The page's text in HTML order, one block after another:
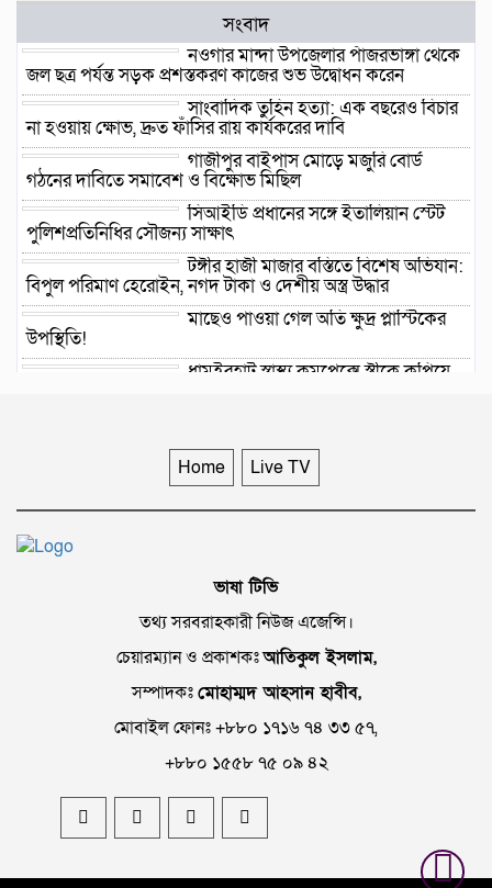
সংবাদ
নওগাঁর মান্দা উপজেলার পাঁজরভাঙ্গা থেকে
জল ছত্র পর্যন্ত সড়ক প্রশস্তকরণ কাজের শুভ উদ্বোধন করেন
সাংবাদিক তুহিন হত্যা: এক বছরেও বিচার
না হওয়ায় ক্ষোভ, দ্রুত ফাঁসির রায় কার্যকরের দাবি
গাজীপুর বাইপাস মোড়ে মজুরি বোর্ড
গঠনের দাবিতে সমাবেশ ও বিক্ষোভ মিছিল
সিআইডি প্রধানের সঙ্গে ইতালিয়ান স্টেট
পুলিশপ্রতিনিধির সৌজন্য সাক্ষাৎ
টঙ্গীর হাজী মাজার বস্তিতে বিশেষ অভিযান:
বিপুল পরিমাণ হেরোইন, নগদ টাকা ও দেশীয় অস্ত্র উদ্ধার
মাছেও পাওয়া গেল অতি ক্ষুদ্র প্লাস্টিকের
উপস্থিতি!
ধামইরহাট স্বাস্থ্য কমপ্লেক্সে স্ত্রীকে কুপিয়ে
চোলাই মদ তৈরির উপকরণ উদ্ধার, গ্রেপ্তার
১
দেশের সকল দুধ ও দুগ্ধজাত পণ্যে মিললো
অতিক্ষুদ্র প্লাস্টিকের উপস্থিতি।
Home Live TV
ভাষা টিভি
তথ্য সরবরাহকারী নিউজ এজেন্সি।
চেয়ারম্যান ও প্রকাশকঃআতিকুল ইসলাম,
সম্পাদকঃমোহাম্মদ আহসান হাবীব,
মোবাইল ফোনঃ +৮৮০ ১৭১৬ ৭৪ ৩৩ ৫৭,
+৮৮০ ১৫৫৮ ৭৫ ০৯ ৪২